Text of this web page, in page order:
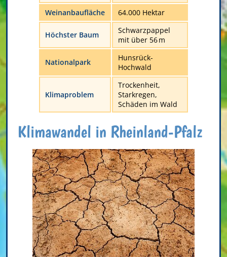
Weinanbaufläche
64.000 Hektar
Höchster Baum
Schwarzpappel
mit über 56 m
Nationalpark
Hunsrück-
Hochwald
Klimaproblem
Trockenheit,
Starkregen,
Schäden im Wald
Klimawandel in Rheinland-Pfalz